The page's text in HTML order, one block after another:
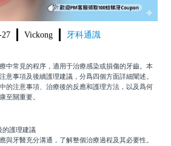
根管收費
美學收費
箍牙收費
門診時間
27 Vickong 牙科通識
常見的程序，適用于治療感染或損傷的牙齒。本
意事項及後續護理建議，分爲四個方面詳細闡述。
的注意事項、治療後的反應和護理方法，以及爲何
至關重要。
牙醫充分溝通，了解整個治療過程及其必要性。